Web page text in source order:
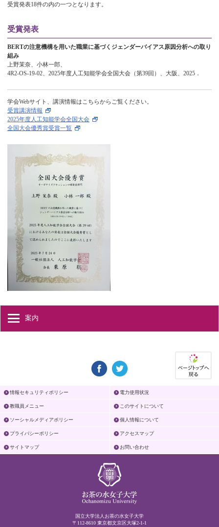
受賞発表18件の内の一つとなります。
受賞発表
BERTの注意機構を用いた職業に基づくジェンダーバイアス原因分析への取り
組み
上野茉奈、小林一郎、
4R2-OS-19-02、2025年度人工知能学会全国大会（第39回）、大阪、2025．
学会Webサイト、講演情報はこちらからご覧ください。
受賞講演情報
2025年度人工知能学会全国大会
全国大会優秀賞受賞一覧
案内
情報セキュリティポリシー 電力使用状況
教職員メニュー このサイトについて
ソーシャルメディアポリシー 個人情報について
プライバシーポリシー アクセスマップ
サイトマップ お問い合わせ
国立大学法人お茶の水女子大学
〒112-8610 東京都文京区大塚2-1-1